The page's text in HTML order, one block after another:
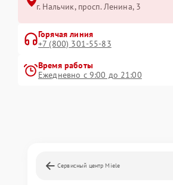
г. Нальчик, просп. Ленина, 3
Горячая линия
+7 (800) 301-55-83
Время работы
Ежедневно с 9:00 до 21:00
Сервисный центр Miele